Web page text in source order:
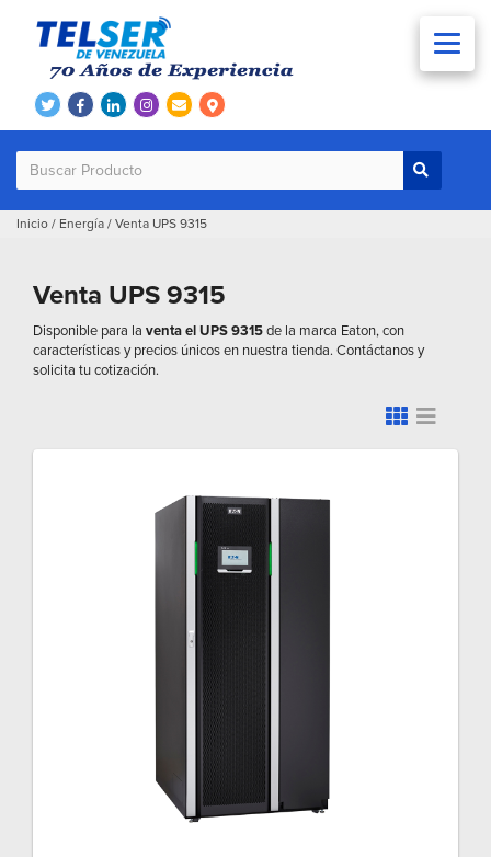
Inicio / Energía / Venta UPS 9315
Venta UPS 9315
Disponible para la venta el UPS 9315de la marca Eaton, con
características y precios únicos en nuestra tienda. Contáctanos y
solicita tu cotización.